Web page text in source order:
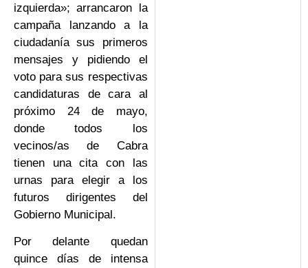
izquierda»; arrancaron la
campaña lanzando a la
ciudadanía sus primeros
mensajes y pidiendo el
voto para sus respectivas
candidaturas de cara al
próximo 24 de mayo,
donde todos los
vecinos/as de Cabra
tienen una cita con las
urnas para elegir a los
futuros dirigentes del
Gobierno Municipal.
Por delante quedan
quince días de intensa